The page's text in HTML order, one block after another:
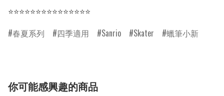
⭐⭐⭐⭐⭐⭐⭐⭐⭐⭐⭐⭐⭐⭐⭐
春夏系列
四季適用 Sanrio Skater 蠟筆小新
你可能感興趣的商品